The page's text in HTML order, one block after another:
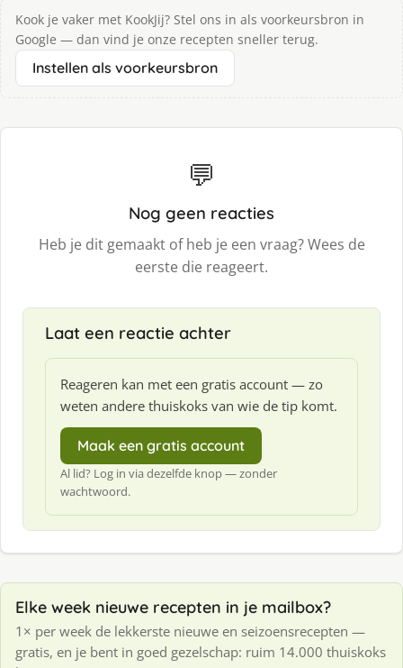
Kook je vaker met KookJij? Stel ons in als voorkeursbron in
Google — dan vind je onze recepten sneller terug.
Instellen als voorkeursbron
💬
Nog geen reacties
Heb je dit gemaakt of heb je een vraag? Wees de
eerste die reageert.
Laat een reactie achter
Reageren kan met een gratis account — zo
weten andere thuiskoks van wie de tip komt.
Maak een gratis account
Al lid? Log in via dezelfde knop — zonder
wachtwoord.
Elke week nieuwe recepten in je mailbox?
1× per week de lekkerste nieuwe en seizoensrecepten —
gratis, en je bent in goed gezelschap: ruim 14.000 thuiskoks